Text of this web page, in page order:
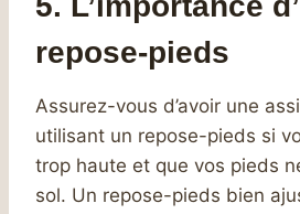
repose-pieds
Assurez-vous d’avoir une
utilisant un repose-pieds si
trop haute et que vos pieds
sol. Un repose-pieds bien